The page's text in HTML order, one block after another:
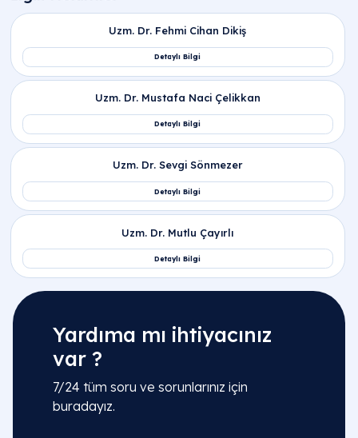
Yardıma mı ihtiyacınız
var ?
7/24 tüm soru ve sorunlarınız için
buradayız.